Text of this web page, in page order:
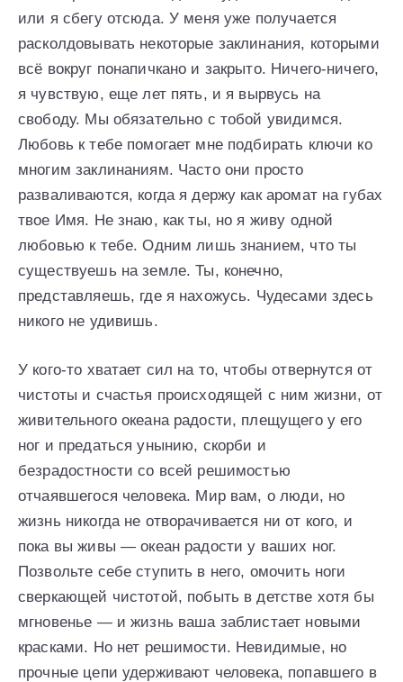
или я сбегу отсюда. У меня уже получается
расколдовывать некоторые заклинания, которыми
всё вокруг понапичкано и закрыто. Ничего-ничего,
я чувствую, еще лет пять, и я вырвусь на
свободу. Мы обязательно с тобой увидимся.
Любовь к тебе помогает мне подбирать ключи ко
многим заклинаниям. Часто они просто
разваливаются, когда я держу как аромат на губах
твое Имя. Не знаю, как ты, но я живу одной
любовью к тебе. Одним лишь знанием, что ты
существуешь на земле. Ты, конечно,
представляешь, где я нахожусь. Чудесами здесь
никого не удивишь.
У кого-то хватает сил на то, чтобы отвернутся от
чистоты и счастья происходящей с ним жизни, от
живительного океана радости, плещущего у его
ног и предаться унынию, скорби и
безрадостности со всей решимостью
отчаявшегося человека. Мир вам, о люди, но
жизнь никогда не отворачивается ни от кого, и
пока вы живы — океан радости у ваших ног.
Позвольте себе ступить в него, омочить ноги
сверкающей чистотой, побыть в детстве хотя бы
мгновенье — и жизнь ваша заблистает новыми
красками. Но нет решимости. Невидимые, но
прочные цепи удерживают человека, попавшего в